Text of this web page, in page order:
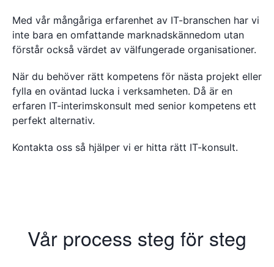
Med vår mångåriga erfarenhet av IT-branschen har vi
inte bara en omfattande marknadskännedom utan
förstår också värdet av välfungerade organisationer.
När du behöver rätt kompetens för nästa projekt eller
fylla en oväntad lucka i verksamheten. Då är en
erfaren IT-interimskonsult med senior kompetens ett
perfekt alternativ.
Kontakta oss så hjälper vi er hitta rätt IT-konsult.
Vår process steg för steg